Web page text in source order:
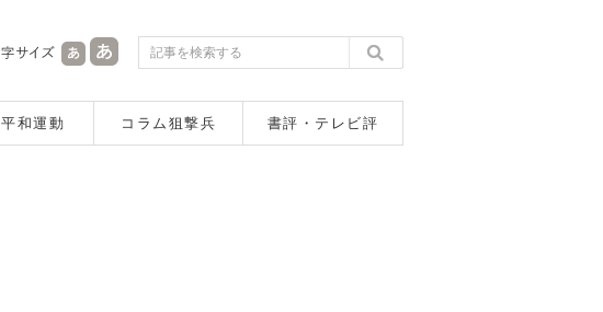
平和運動 コラム狙撃兵 書評・テレビ評